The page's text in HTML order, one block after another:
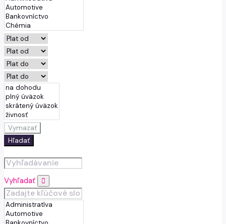
Vymazať
Hľadať
Vyhľadať